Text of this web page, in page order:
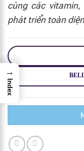
cùng các
phát triển toàn
→
Index